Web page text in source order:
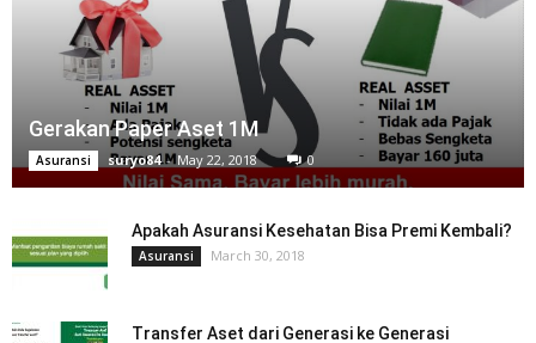
Gerakan Paper Aset 1M
Asuransi suryo84 - May 22, 2018 0
Apakah Asuransi Kesehatan Bisa Premi Kembali?
Asuransi March 30, 2018
Transfer Aset dari Generasi ke Generasi